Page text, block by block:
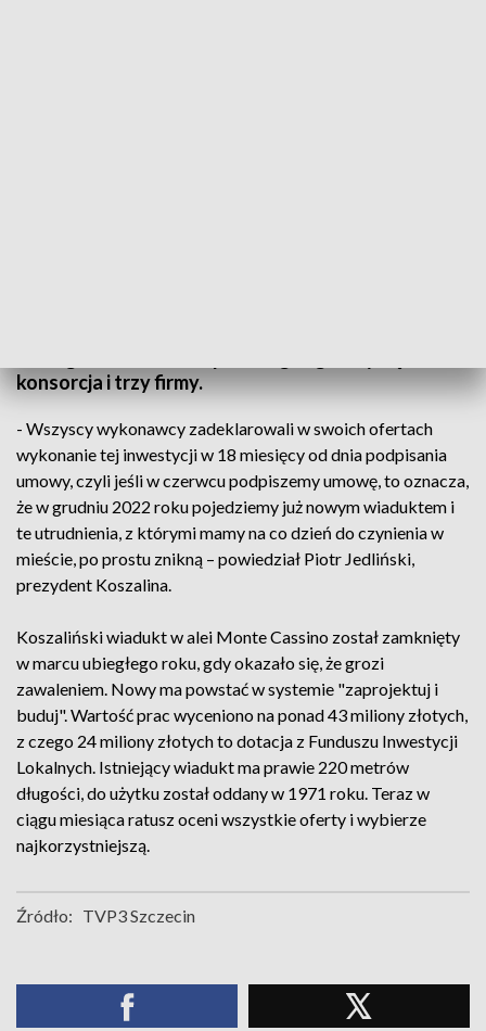
konsorcja i trzy firmy.
- Wszyscy wykonawcy zadeklarowali w swoich ofertach
wykonanie tej inwestycji w 18 miesięcy od dnia podpisania
umowy, czyli jeśli w czerwcu podpiszemy umowę, to oznacza,
że w grudniu 2022 roku pojedziemy już nowym wiaduktem i
te utrudnienia, z którymi mamy na co dzień do czynienia w
mieście, po prostu znikną – powiedział Piotr Jedliński,
prezydent Koszalina.
Koszaliński wiadukt w alei Monte Cassino został zamknięty
w marcu ubiegłego roku, gdy okazało się, że grozi
zawaleniem. Nowy ma powstać w systemie "zaprojektuj i
buduj". Wartość prac wyceniono na ponad 43 miliony złotych,
z czego 24 miliony złotych to dotacja z Funduszu Inwestycji
Lokalnych. Istniejący wiadukt ma prawie 220 metrów
długości, do użytku został oddany w 1971 roku. Teraz w
ciągu miesiąca ratusz oceni wszystkie oferty i wybierze
najkorzystniejszą.
Źródło: TVP3 Szczecin